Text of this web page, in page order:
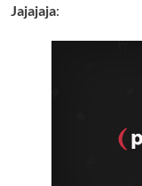
Jajajaja: